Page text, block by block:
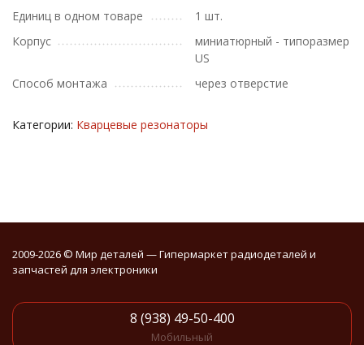
Единиц в одном товаре
1 шт.
Корпус
миниатюрный - типоразмер
US
Способ монтажа
через отверстие
Категории: Кварцевые резонаторы
2009-2026 © Мир деталей — Гипермаркет радиодеталей и
запчастей для электроники
8 (938) 49-50-400
Мобильный